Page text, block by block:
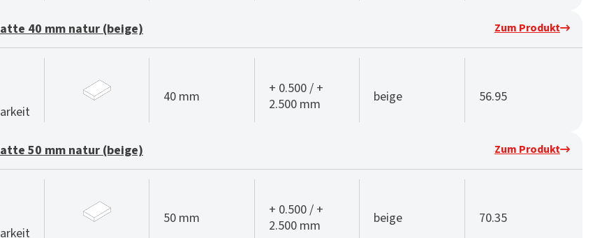
40 mm natur (beige) Zum Produkt
40 mm
+ 0.500 / +
2.500 mm
beige 56.95
50 mm natur (beige) Zum Produkt
50 mm
+ 0.500 / +
2.500 mm
beige 70.35